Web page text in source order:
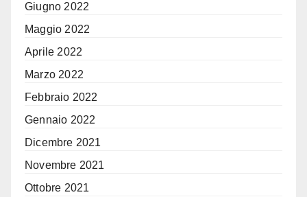
Giugno 2022
Maggio 2022
Aprile 2022
Marzo 2022
Febbraio 2022
Gennaio 2022
Dicembre 2021
Novembre 2021
Ottobre 2021